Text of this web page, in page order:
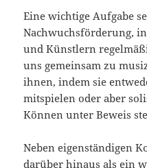
Eine wichtige Aufgabe
Nachwuchsförderung,
und Künstlern
uns gemeinsam zu
ihnen, indem sie
mitspielen oder aber
Können unter Beweis
Neben eigenständigen
darüber hinaus als ein